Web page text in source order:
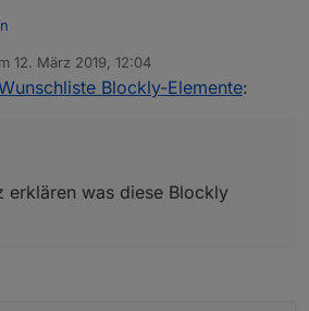
kurz erklären was diese Blockly macht,
12. März 2019, 12:04
von
Blockly-Elemente:
erklären was diese Blockly